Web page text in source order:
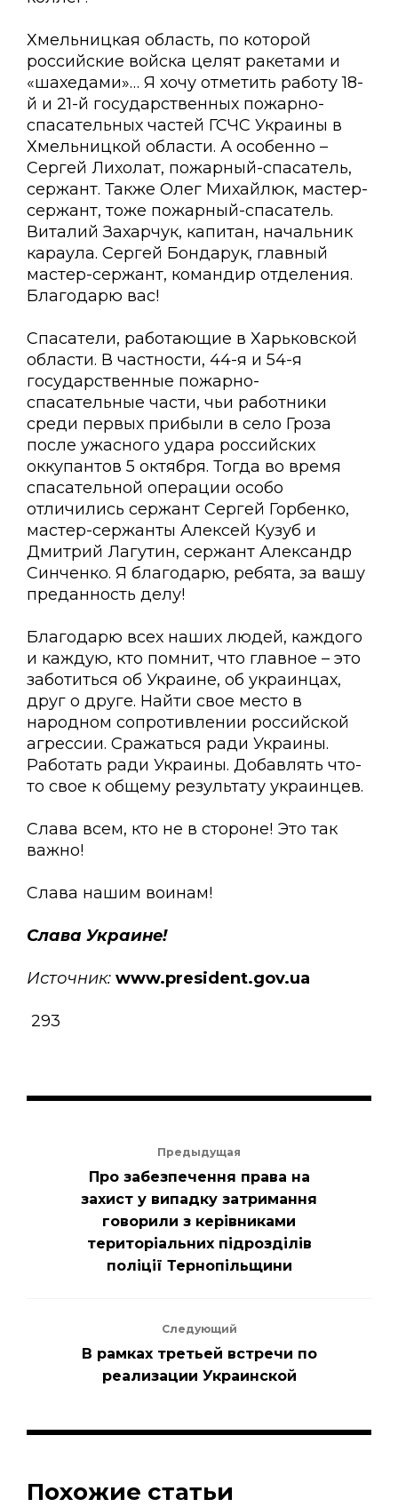
Хмельницкая область, по которой
российские войска целят ракетами и
«шахедами»… Я хочу отметить работу 18-
й и 21-й государственных пожарно-
спасательных частей ГСЧС Украины в
Хмельницкой области. А особенно –
Сергей Лихолат, пожарный-спасатель,
сержант. Также Олег Михайлюк, мастер-
сержант, тоже пожарный-спасатель.
Виталий Захарчук, капитан, начальник
караула. Сергей Бондарук, главный
мастер-сержант, командир отделения.
Благодарю вас!
Спасатели, работающие в Харьковской
области. В частности, 44-я и 54-я
государственные пожарно-
спасательные части, чьи работники
среди первых прибыли в село Гроза
после ужасного удара российских
оккупантов 5 октября. Тогда во время
спасательной операции особо
отличились сержант Сергей Горбенко,
мастер-сержанты Алексей Кузуб и
Дмитрий Лагутин, сержант Александр
Синченко. Я благодарю, ребята, за вашу
преданность делу!
Благодарю всех наших людей, каждого
и каждую, кто помнит, что главное – это
заботиться об Украине, об украинцах,
друг о друге. Найти свое место в
народном сопротивлении российской
агрессии. Сражаться ради Украины.
Работать ради Украины. Добавлять что-
то свое к общему результату украинцев.
Слава всем, кто не в стороне! Это так
важно!
Слава нашим воинам!
Слава Украине!
Источник: www.president.gov.ua
293
Предыдущая
Про забезпечення права на
захист у випадку затримання
говорили з керівниками
територіальних підрозділів
поліції Тернопільщини
Следующий
В рамках третьей встречи по
реализации Украинской
Похожие статьи